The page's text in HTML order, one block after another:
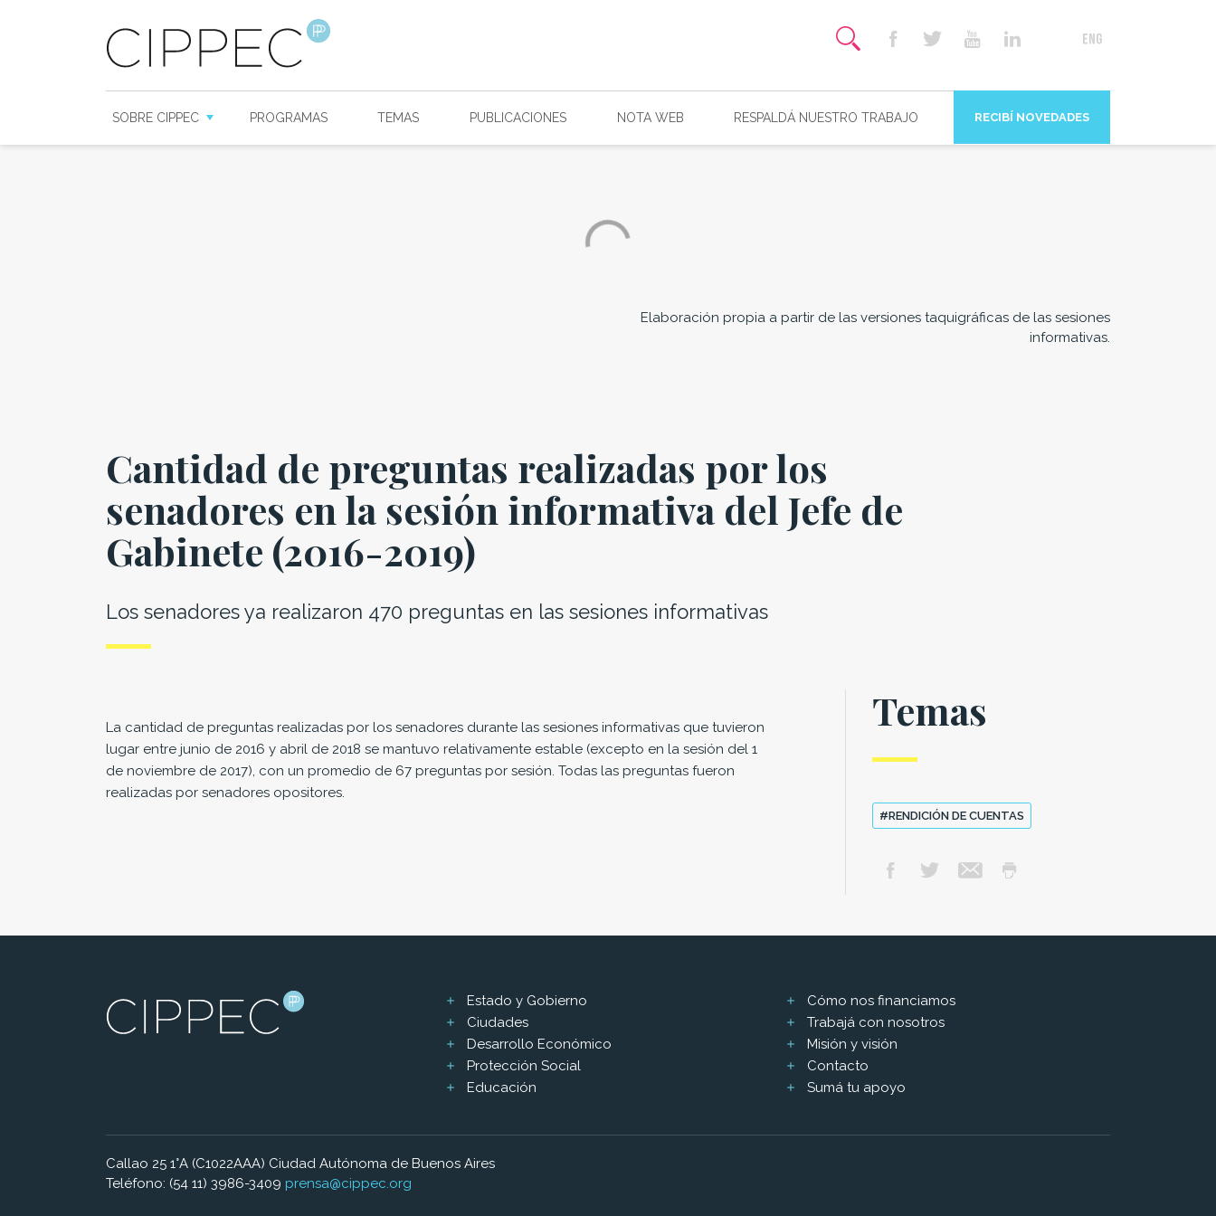
SOBRE CIPPEC PROGRAMAS TEMAS PUBLICACIONES NOTA WEB RESPALDÁ NUESTRO TRABAJO RECIBÍ NOVEDADES
Elaboración propia a partir de las versiones taquigráficas de las sesiones
informativas.
Cantidad de preguntas realizadas por los
senadores en la sesión informativa del Jefe de
Gabinete (2016-2019)
Los senadores ya realizaron 470 preguntas en las sesiones informativas
La cantidad de preguntas realizadas por los senadores durante las sesiones informativas que tuvieron
lugar entre junio de 2016 y abril de 2018 se mantuvo relativamente estable (excepto en la sesión del 1
de noviembre de 2017), con un promedio de 67 preguntas por sesión. Todas las preguntas fueron
realizadas por senadores opositores.
Temas
#RENDICIÓN DE CUENTAS
Estado y Gobierno
Ciudades
Desarrollo Económico
Protección Social
Educación
Cómo nos financiamos
Trabajá con nosotros
Misión y visión
Contacto
Sumá tu apoyo
Callao 25 1°A (C1022AAA) Ciudad Autónoma de Buenos Aires
Teléfono: (54 11) 3986-3409 prensa@cippec.org